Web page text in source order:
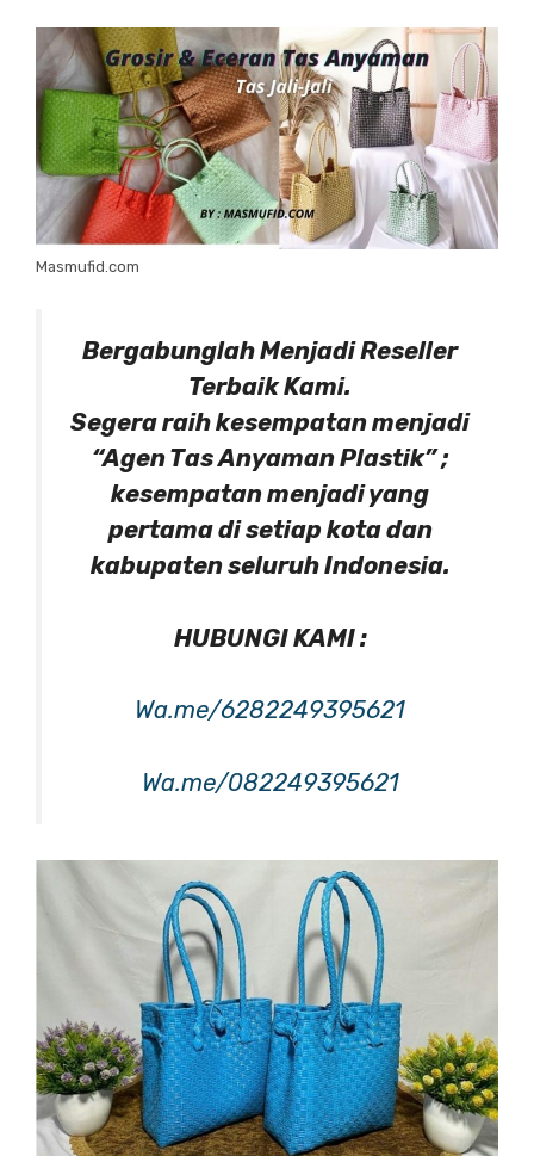
Masmufid.com
Bergabunglah Menjadi Reseller
Terbaik Kami.
Segera raih kesempatan menjadi
“Agen Tas Anyaman Plastik” ;
kesempatan menjadi yang
pertama di setiap kota dan
kabupaten seluruh Indonesia.
HUBUNGI KAMI :
Wa.me/6282249395621
Wa.me/082249395621